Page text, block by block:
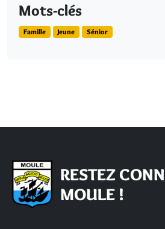
Mots-clés
Famille Jeune Sénior
RESTEZ
MOULE !